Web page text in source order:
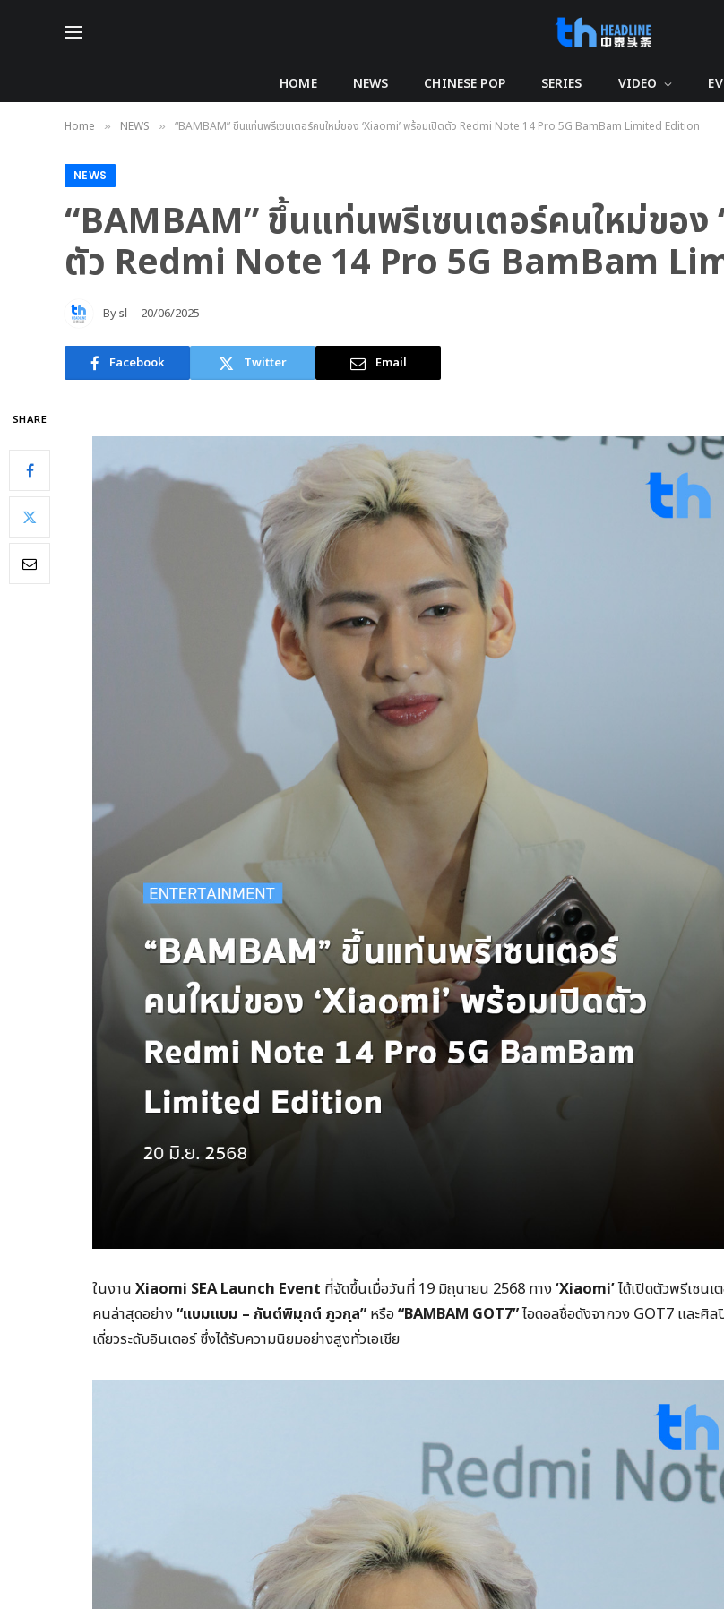
HOME NEWS CHINESE POP SERIES VIDEO
Home » NEWS » “BAMBAM” ขึ้นแท่นพรีเซนเตอร์คนใหม่ของ ‘Xiaomi’ พร้อมเปิดตัว Redmi Note 14 Pro 5G BamBam Limited Edition
NEWS
“BAMBAM” ขึ้นแท่นพรีเซนเตอร์คนใหม่ของ
ตัว Redmi Note 14 Pro 5G BamBam
Bysl 20/06/2025
Facebook Twitter Email
SHARE
ในงาน Xiaomi SEA Launch Event ที่จัดขึ้นเมื่อวันที่ 19 มิถุนายน 2568 ทาง‘Xiaomi’ได้เปิดตัวพรีเซนเ
คนล่าสุดอย่าง“แบมแบม – กันต์พิมุกต์ ภูวกุล” หรือ“BAMBAM GOT7”ไอดอลชื่อดังจากวง GOT7 และศิ
เดี่ยวระดับอินเตอร์ ซึ่งได้รับความนิยมอย่างสูงทั่วเอเชีย